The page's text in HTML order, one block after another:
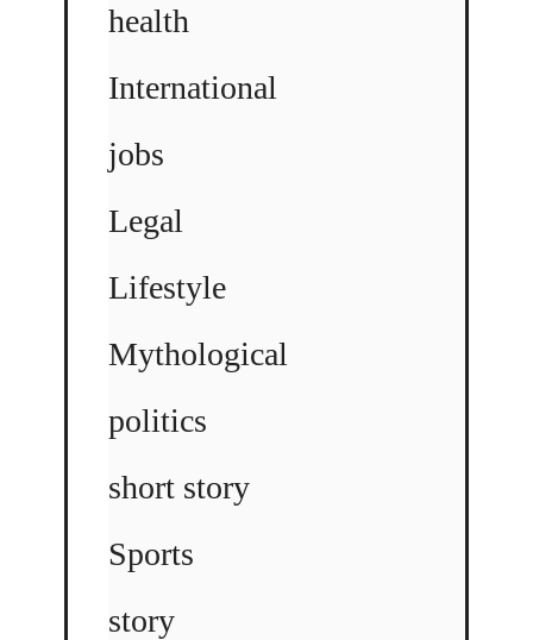
health
International
jobs
Legal
Lifestyle
Mythological
politics
short story
Sports
story